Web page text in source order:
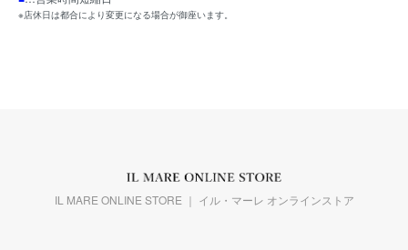
※店休日は都合により変更になる場合が御座います。
IL MARE ONLINE STORE ｜ イル・マーレ オンラインストア